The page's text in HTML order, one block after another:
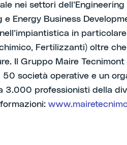
nei settori
e Energy Business
in
Fertilizzanti) oltre
Il Gruppo Maire
50 società operative e un
3.000 professionisti della